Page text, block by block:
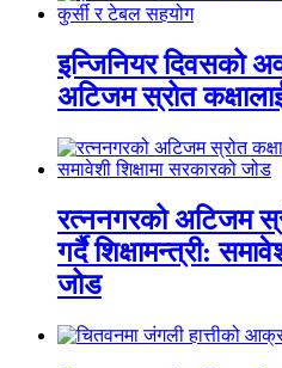
इन्जिनियर दिवसको
अटिजम स्रोत
रत्ननगरको अटिजम
गर्दै शिक्षामन्त्री:
जोड